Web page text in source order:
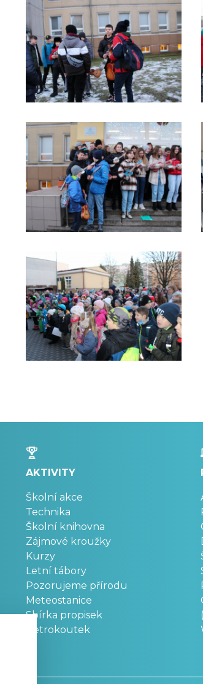
AKTIVITY
Školní akce
Technika
Školní knihovna
Zájmové kroužky
Kurzy
Letní tábory
Pozorujeme přírodu
Meteostanice
Sbírka propisek
Retrokoutek